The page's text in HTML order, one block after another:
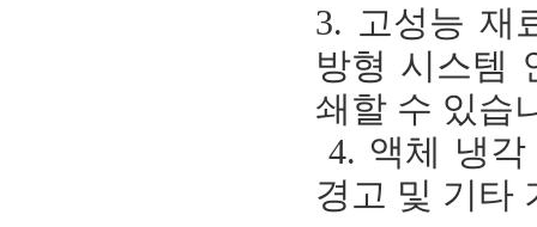
3. 고성능 재
방형 시스템
쇄할 수 있
4. 액체 냉
경고 및 기타